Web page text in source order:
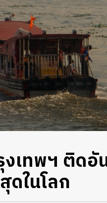
เทพฯ ติดอั
ในโลก